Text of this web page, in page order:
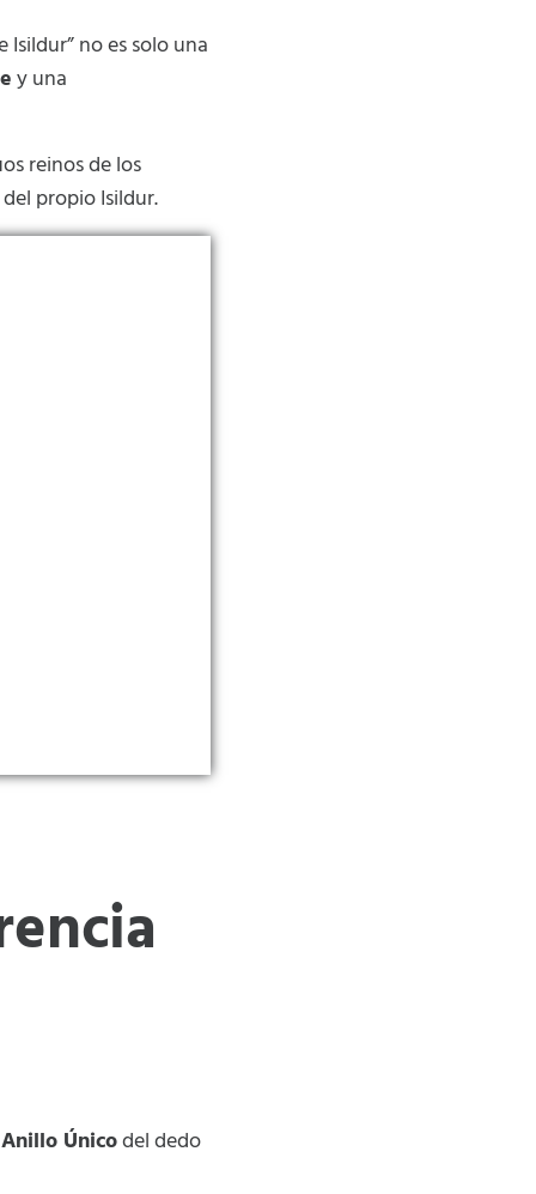
Isildur” no es solo una
y una
reinos de los
propio Isildur.
Únicodel dedo